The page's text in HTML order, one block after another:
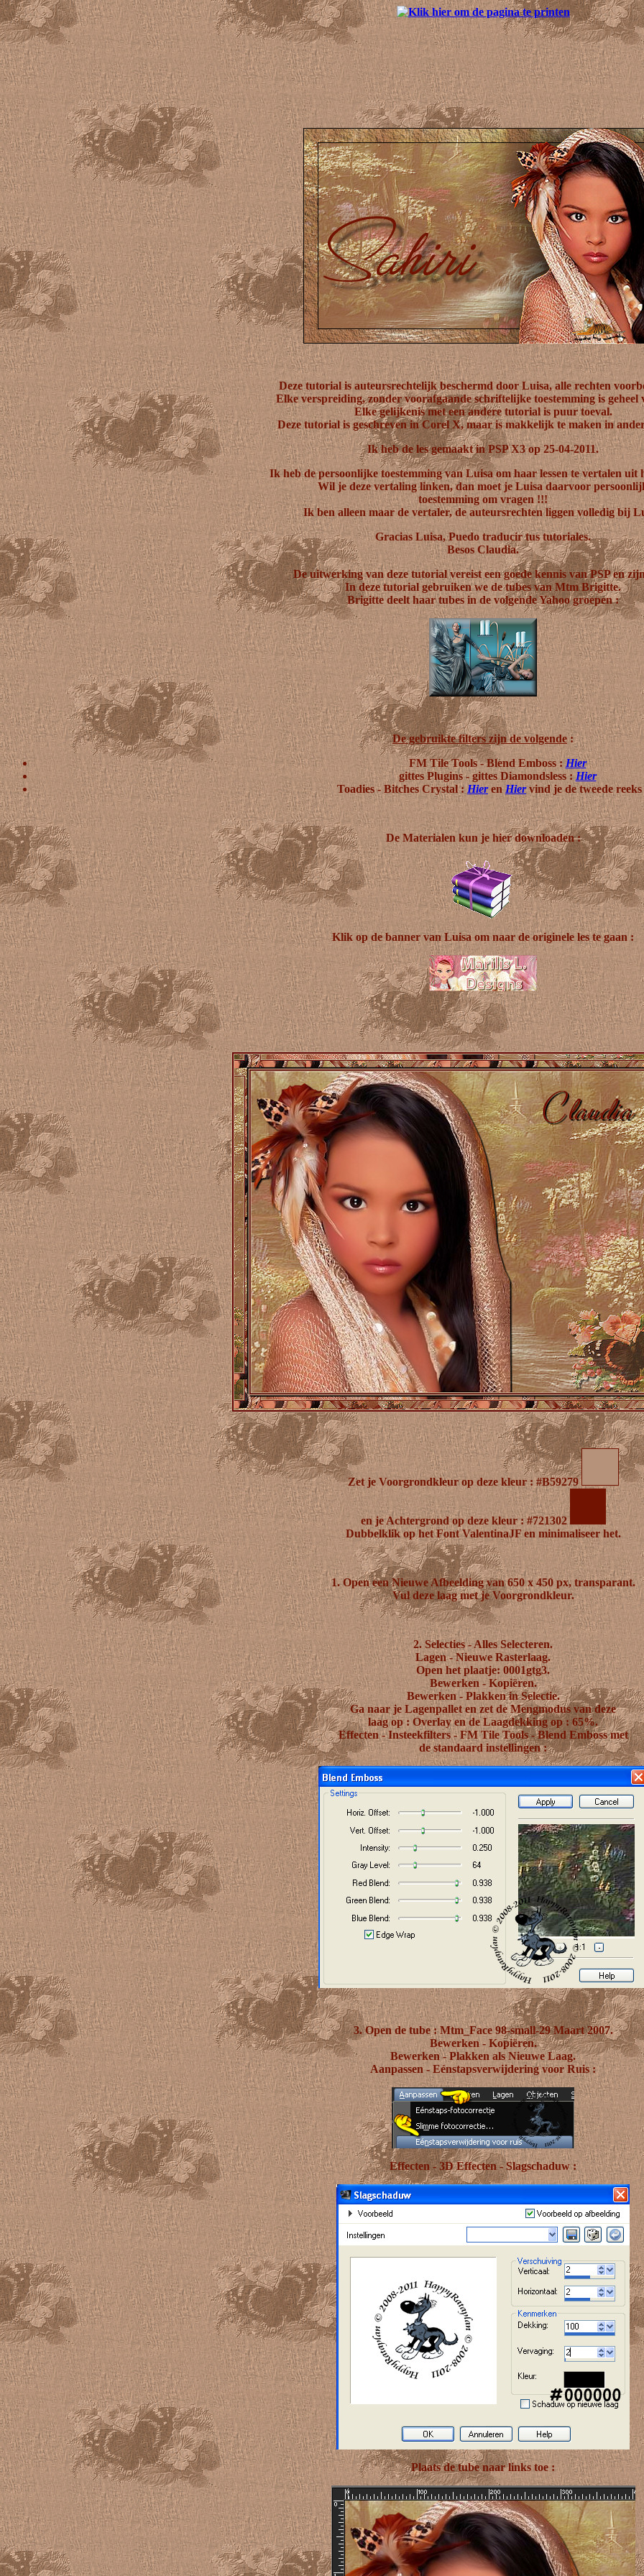
Deze tutorial is auteursrechtelijk beschermd door Luisa, alle rechten
Elke verspreiding, zonder voorafgaande schriftelijke toestemming is geheel
Elke gelijkenis met een andere tutorial is puur toeval.
Deze tutorial is geschreven in Corel X, maar is makkelijk te maken in
Ik heb de les gemaakt in PSP X3 op 25-04-2011.
Ik heb de persoonlijke toestemming van Luisa om haar lessen te vertalen uit
Wil je deze vertaling linken, dan moet je Luisa daarvoor
toestemming om vragen !!!
Ik ben alleen maar de vertaler, de auteursrechten liggen volledig bij
Gracias Luisa, Puedo traducir tus tutoriales.
Besos Claudia.
De uitwerking van deze tutorial vereist een goede kennis van PSP en
In deze tutorial gebruiken we de tubes van Mtm Brigitte.
Brigitte deelt haar tubes in de volgende Yahoo groepen :
De gebruikte filters zijn de volgende:
FM Tile Tools - Blend Emboss : Hier
gittes Plugins - gittes Diamondsless :Hier
Toadies - Bitches Crystal :Hier en Hiervind je de tweede reeks
De Materialen kun je hier downloaden :
Klik op de banner van Luisa om naar de originele les te gaan :
Zet je Voorgrondkleur op deze kleur : #B59279
en je Achtergrond op deze kleur : #721302
Dubbelklik op het Font ValentinaJF en minimaliseer het.
1. Open een Nieuwe Afbeelding van 650 x 450 px, transparant.
Vul deze laag met je Voorgrondkleur.
2. Selecties - Alles Selecteren.
Lagen - Nieuwe Rasterlaag.
Open het plaatje: 0001gtg3.
Bewerken - Kopiëren.
Bewerken - Plakken in Selectie.
Ga naar je Lagenpallet en zet de Mengmodus van deze
laag op : Overlay en de Laagdekking op : 65%.
Effecten - Insteekfilters - FM Tile Tools - Blend Emboss met
de standaard instellingen :
3. Open de tube : Mtm_Face 98-small-29 Maart 2007.
Bewerken - Kopiëren.
Bewerken - Plakken als Nieuwe Laag.
Aanpassen - Eénstapsverwijdering voor Ruis :
Effecten - 3D Effecten - Slagschaduw :
Plaats de tube naar links toe :